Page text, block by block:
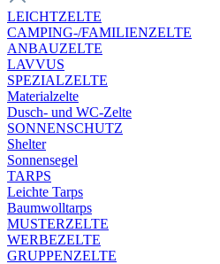
LEICHTZELTE
CAMPING-/FAMILIENZELTE
ANBAUZELTE
LAVVUS
SPEZIALZELTE
Materialzelte
Dusch- und WC-Zelte
SONNENSCHUTZ
Shelter
Sonnensegel
TARPS
Leichte Tarps
Baumwolltarps
MUSTERZELTE
WERBEZELTE
GRUPPENZELTE